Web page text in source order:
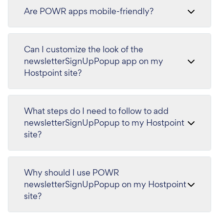
Are POWR apps mobile-friendly?
Can I customize the look of the
newsletterSignUpPopup app on my
Hostpoint site?
What steps do I need to follow to add
newsletterSignUpPopup to my Hostpoint
site?
Why should I use POWR
newsletterSignUpPopup on my Hostpoint
site?